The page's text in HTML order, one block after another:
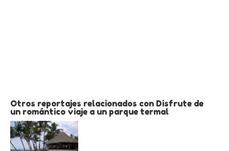
Otros reportajes relacionados con Disfrute de
un romántico viaje a un parque termal